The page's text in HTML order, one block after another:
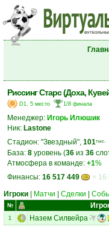
Риссинг Старс (Доха,
D1, 5 место 1/8 финала
Менеджер: Игорь Илюшик
Ник: Lastone
Стадион: "Звездный", 101тыс.
База: 8 уровень (36 из 36
Атмосфера в команде: +1%
Финансы: 16 517 449
= 16
Игроки
Матчи Сделки
№
1 Назем Силвейра